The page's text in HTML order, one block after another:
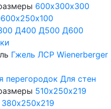
600х300х300
600х250х100
Д400 Д500 Д600
Гжель ЛСР Wienerberger
перегородок Для стен
510х250х219
380х250х219